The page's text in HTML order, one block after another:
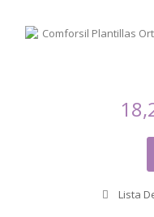
Lista